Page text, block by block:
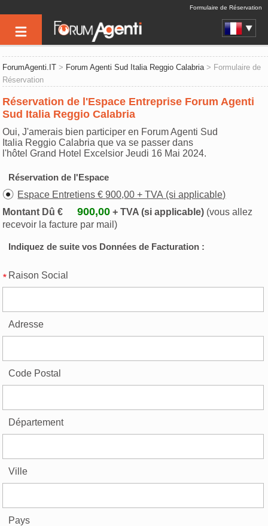
Formulaire de Réservation
ForumAgenti.IT > Forum Agenti Sud Italia Reggio Calabria> Formulaire de
Réservation
Réservation de l'Espace Entreprise Forum Agenti
Sud Italia Reggio Calabria
Oui, J'amerais bien participer en Forum Agenti Sud
Italia Reggio Calabria que va se passer dans
l'hôtel Grand Hotel Excelsior Jeudi 16 Mai 2024.
Réservation de l'Espace
Espace Entretiens € 900,00 + TVA (si applicable)
Montant Dû €
900,00 + TVA (si applicable) (vous allez
recevoir la facture par mail)
Indiquez de suite vos Données de Facturation :
Raison Social
Adresse
Code Postal
Département
Ville
Pays